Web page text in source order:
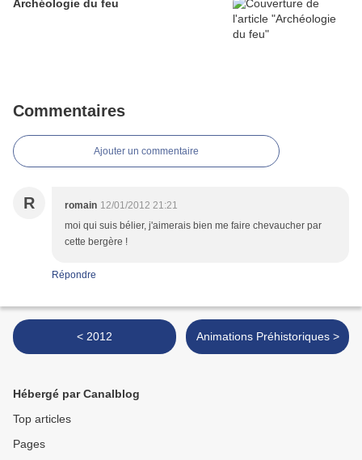
Archéologie du feu
Commentaires
Ajouter un commentaire
R romain 12/01/2012 21:21
moi qui suis bélier, j'aimerais bien me faire chevaucher par
cette bergère !
Répondre
< 2012 Animations Préhistoriques >
Hébergé par Canalblog
Top articles
Pages